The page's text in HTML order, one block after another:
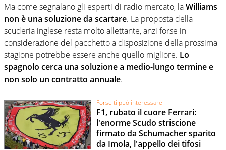
Ma come segnalano gli esperti di radio mercato, laWilliams
non è una soluzione da scartare. La proposta della
scuderia inglese resta molto allettante, anzi forse in
considerazione del pacchetto a disposizione della prossima
stagione potrebbe essere anche quello migliore. Lo
spagnolo cerca una soluzione a medio-lungo termine e
non solo un contratto annuale.
Forse ti può interessare
F1, rubato il cuore Ferrari:
l'enorme Scudo striscione
firmato da Schumacher sparito
da Imola, l'appello dei tifosi